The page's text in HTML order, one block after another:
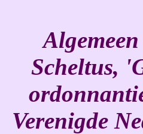
Scheltus,
Verenigde